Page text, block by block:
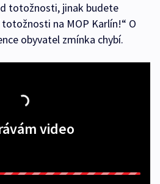
totožnosti, jinak budete
na MOP Karlín!“ O
obyvatel zmínka chybí.
video